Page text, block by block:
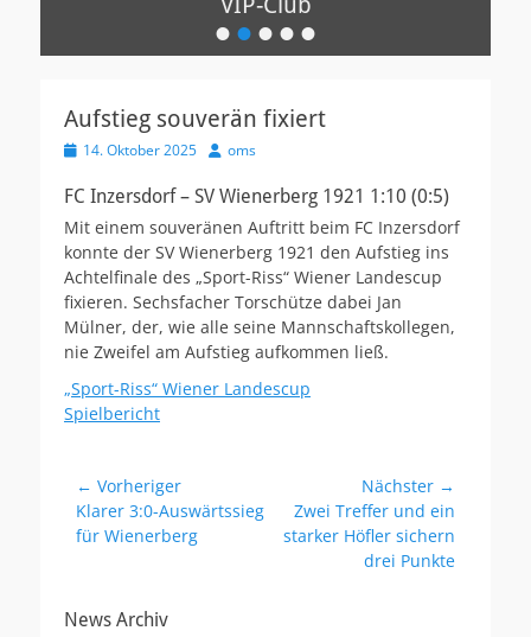
•••••
am
oms
Aufstieg souverän fixiert
Veröffentlicht
14. Oktober 2025 Autoroms
FC Inzersdorf – SV Wienerberg 1921 1:10 (0:5)
Mit einem souveränen Auftritt beim FC Inzersdorf
konnte der SV Wienerberg 1921 den Aufstieg ins
Achtelfinale des „Sport-Riss“ Wiener Landescup
fixieren. Sechsfacher Torschütze dabei Jan
Mülner, der, wie alle seine Mannschaftskollegen,
nie Zweifel am Aufstieg aufkommen ließ.
„Sport-Riss“ Wiener Landescup
Spielbericht
Beitragsnavigation
← Vorheriger
Vorheriger
Beitrag:
Klarer 3:0-Auswärtssieg
für Wienerberg
Nächster →
Nächster
Beitrag:
Zwei Treffer und ein
starker Höfler sichern
drei Punkte
News Archiv